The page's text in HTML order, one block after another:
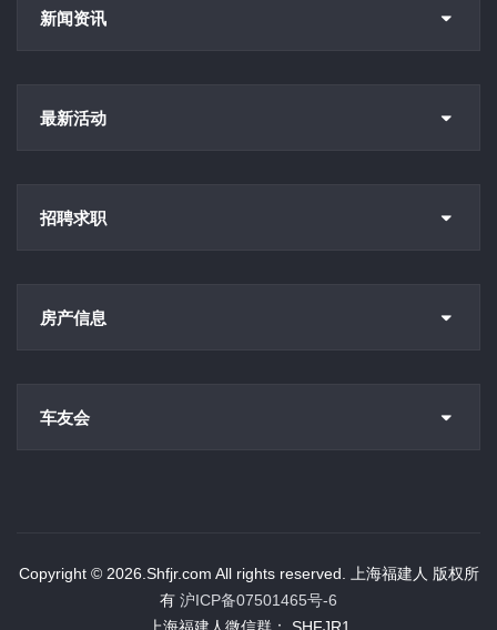
新闻资讯
最新活动
招聘求职
房产信息
车友会
Copyright © 2026.Shfjr.com All rights reserved. 上海福建人 版权所
有 沪ICP备07501465号-6